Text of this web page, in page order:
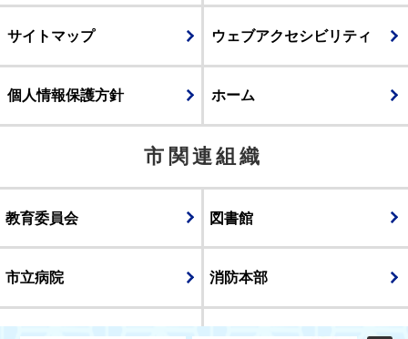
サイトマップ ウェブアクセシビリティ
個人情報保護方針 ホーム
市関連組織
教育委員会 図書館
市立病院 消防本部